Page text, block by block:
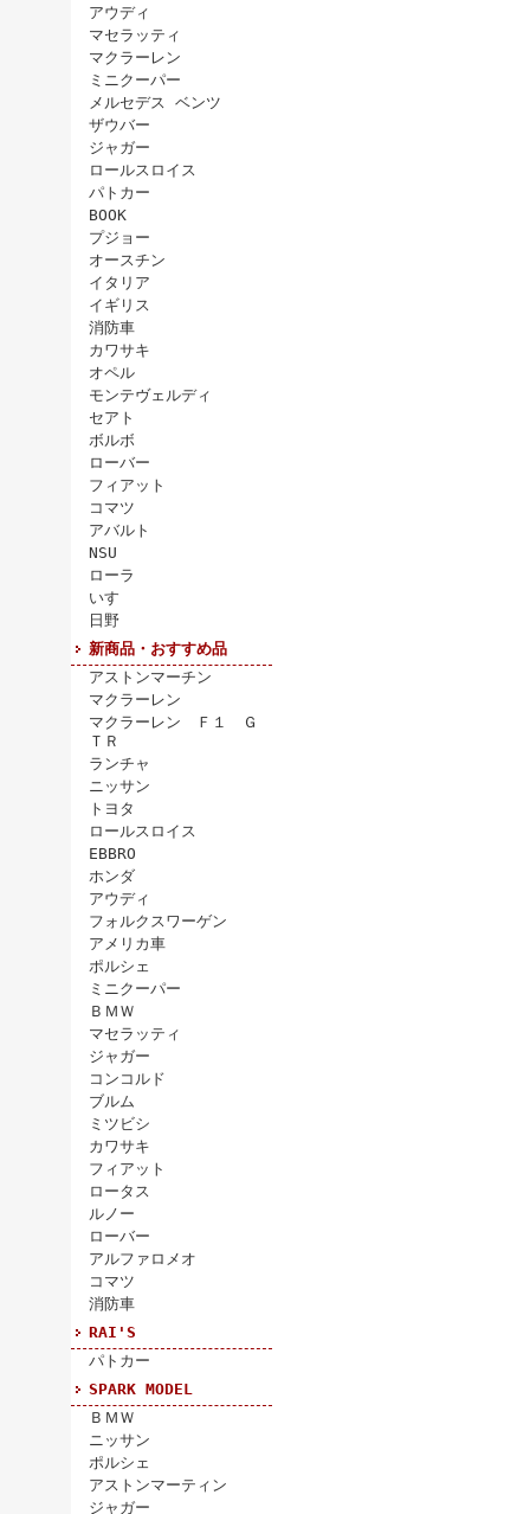
アウディ
マセラッティ
マクラーレン
ミニクーパー
メルセデス ベンツ
ザウバー
ジャガー
ロールスロイス
パトカー
BOOK
プジョー
オースチン
イタリア
イギリス
消防車
カワサキ
オペル
モンテヴェルディ
セアト
ボルボ
ローバー
フィアット
コマツ
アバルト
NSU
ローラ
いすゞ
日野
新商品・おすすめ品
アストンマーチン
マクラーレン
マクラーレン Ｆ１ Ｇ
ＴＲ
ランチャ
ニッサン
トヨタ
ロールスロイス
EBBRO
ホンダ
アウディ
フォルクスワーゲン
アメリカ車
ポルシェ
ミニクーパー
ＢＭＷ
マセラッティ
ジャガー
コンコルド
ブルム
ミツビシ
カワサキ
フィアット
ロータス
ルノー
ローバー
アルファロメオ
コマツ
消防車
RAI'S
パトカー
SPARK MODEL
ＢＭＷ
ニッサン
ポルシェ
アストンマーティン
ジャガー